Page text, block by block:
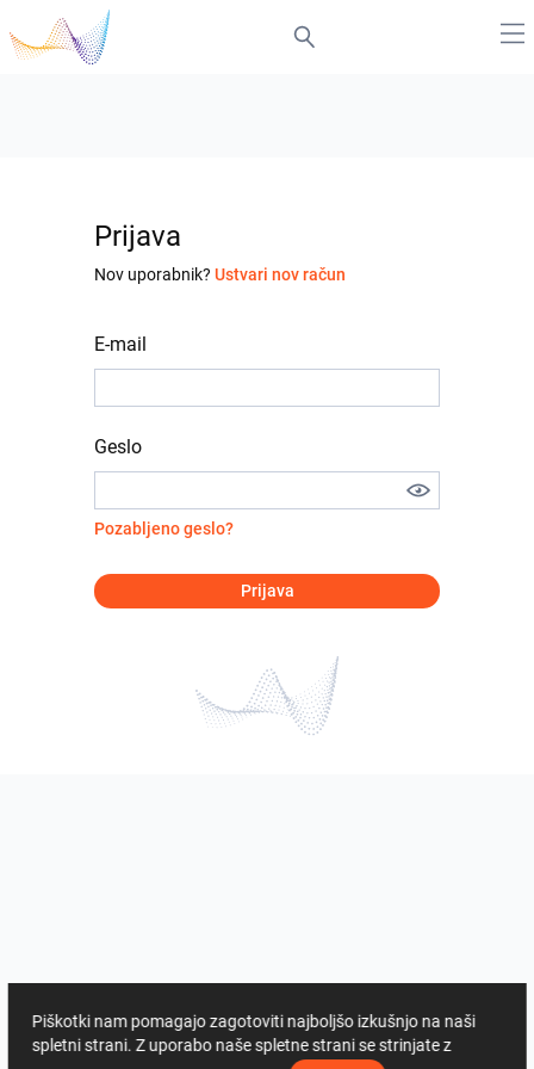
Prijava
Nov uporabnik? Ustvari nov račun
E-mail
Geslo
Pozabljeno geslo?
Prijava
Piškotki nam pomagajo zagotoviti najboljšo izkušnjo na naši
spletni strani. Z uporabo naše spletne strani se strinjate z